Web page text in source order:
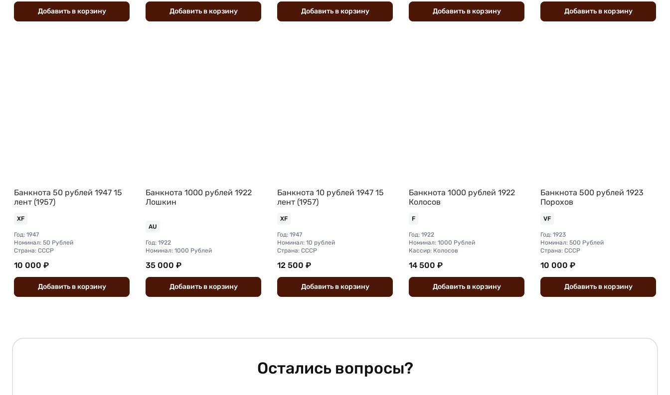
Добавить вкорзину Добавить вкорзину Добавить вкорзину Добавить вкорзину Добавить вкорзину
Банкнота 50 рублей 1947 15
лент (1957)
XF
Год: 1947
Номинал: 50 Рублей
Страна: СССР
10 000 ₽
Добавить вкорзину
Банкнота 1000 рублей 1922
Лошкин
AU
Год: 1922
Номинал: 1000 Рублей
35 000 ₽
Добавить вкорзину
Банкнота 10 рублей 1947 15
лент (1957)
XF
Год: 1947
Номинал: 10 рублей
Страна: СССР
12 500 ₽
Добавить вкорзину
Банкнота 1000 рублей 1922
Колосов
F
Год: 1922
Номинал: 1000 Рублей
Кассир: Колосов
14 500 ₽
Добавить вкорзину
Банкнота 500 рублей 1923
Порохов
VF
Год: 1923
Номинал: 500 Рублей
Страна: СССР
10 000 ₽
Добавить вкорзину
Остались вопросы?